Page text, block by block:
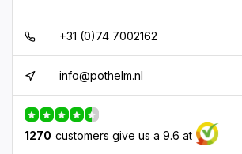
+31 (0)74 7002162
info@pothelm.nl
1270 customers give us a 9.6 at